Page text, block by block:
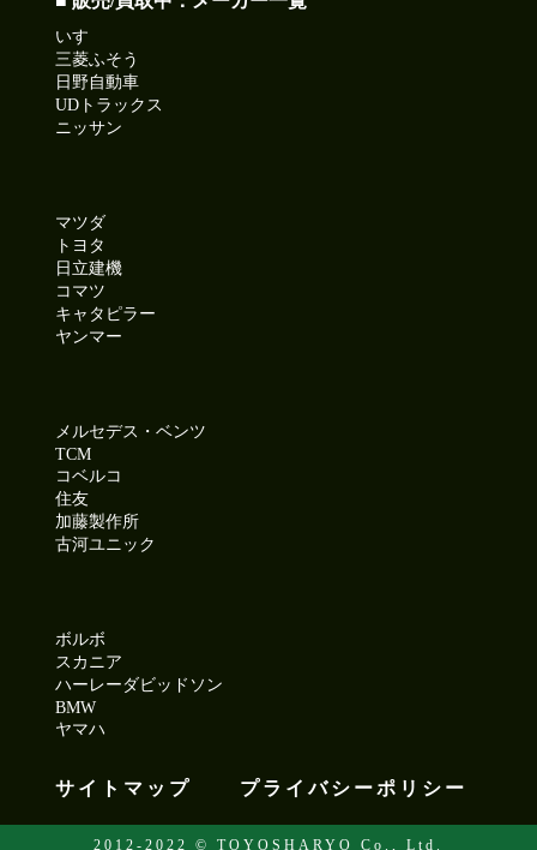
いすゞ
三菱ふそう
日野自動車
UDトラックス
ニッサン
マツダ
トヨタ
日立建機
コマツ
キャタピラー
ヤンマー
メルセデス・ベンツ
TCM
コベルコ
住友
加藤製作所
古河ユニック
ボルボ
スカニア
ハーレーダビッドソン
BMW
ヤマハ
サイトマップ プライバシーポリシー
2012-2022 © TOYOSHARYO Co., Ltd.